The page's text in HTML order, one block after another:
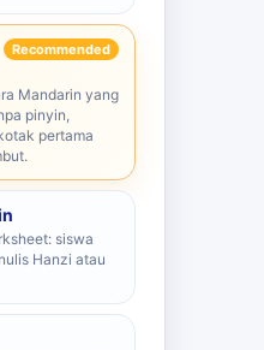
Recommended
Mandarin yang
pinyin,
pertama
siswa
Hanzi atau